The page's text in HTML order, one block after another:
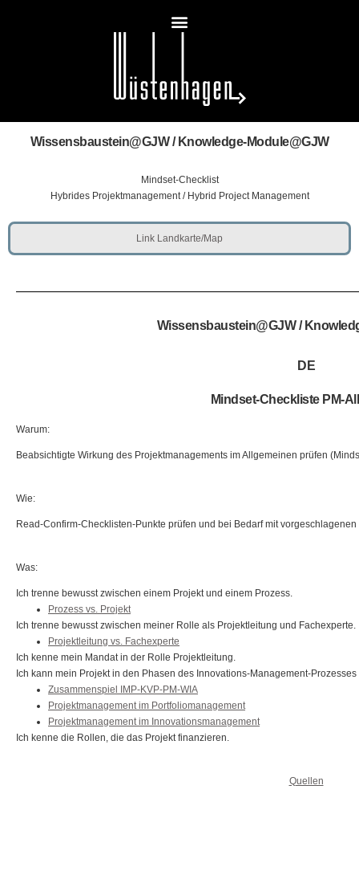
Wissensbaustein@GJW / Knowledge-Module@GJW
Mindset-Checklist
Hybrides Projektmanagement / Hybrid Project Management
Link Landkarte/Map
Wissensbaustein@GJW /
DE
Mindset-Checkliste PM-
Warum:
Beabsichtigte Wirkung des Projektmanagements im Allgemeinen prüfen
Wie:
Read-Confirm-Checklisten-Punkte prüfen und bei Bedarf mit
Was:
Ich trenne bewusst zwischen einem Projekt und einem Prozess.
Prozess vs. Projekt
Ich trenne bewusst zwischen meiner Rolle als Projektleitung und Fachexperte.
Projektleitung vs. Fachexperte
Ich kenne mein Mandat in der Rolle Projektleitung.
Ich kann mein Projekt in den Phasen des Innovations-Management-
Zusammenspiel IMP-KVP-PM-WIA
Projektmanagement im Portfoliomanagement
Projektmanagement im Innovationsmanagement
Ich kenne die Rollen, die das Projekt finanzieren.
Quellen